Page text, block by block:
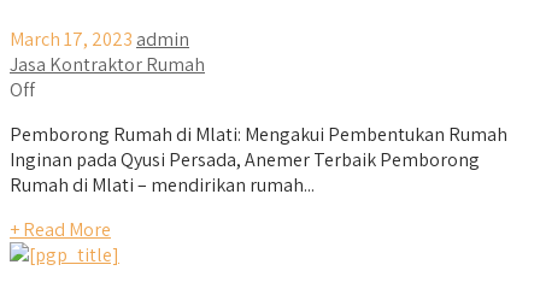
March 17, 2023 admin
Jasa Kontraktor Rumah
Off
Pemborong Rumah di Mlati: Mengakui Pembentukan Rumah
Inginan pada Qyusi Persada, Anemer Terbaik Pemborong
Rumah di Mlati – mendirikan rumah...
+ Read More